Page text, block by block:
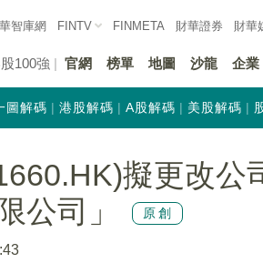
智庫網 FINTV FINMETA 財華證券 財華
100強 官網 榜單 地圖 沙龍 企業
圖解碼 港股解碼 A股解碼 美股解碼
擬更改公
公司」
原創